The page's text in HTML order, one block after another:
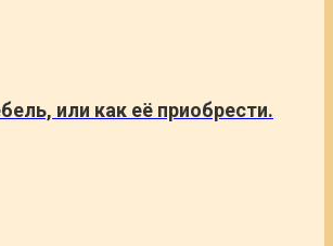
или как её приобрести.